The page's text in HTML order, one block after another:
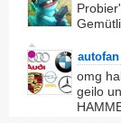
autofan
omg
geilo